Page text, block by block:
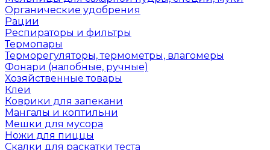
Органические удобрения
Рации
Респираторы и фильтры
Термопары
Терморегуляторы, термометры, влагомеры
Фонари (налобные, ручные)
Хозяйственные товары
Клеи
Коврики для запекани
Мангалы и коптильни
Мешки для мусора
Ножи для пиццы
Скалки для раскатки теста